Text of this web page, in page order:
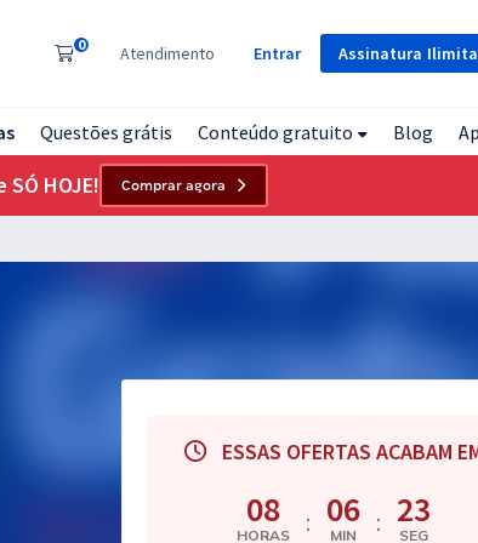
Assinatura
0 Atendimento Entrar
Questões grátis Conteúdo gratuito Blog
HOJE! Comprar agora
ESSAS OFERTAS ACABAM
08
HORAS : 06
MIN : 22
SEG